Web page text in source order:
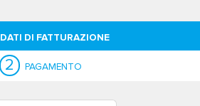
DATI DI FATTURAZIONE
2 PAGAMENTO